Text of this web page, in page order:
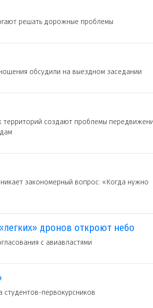
решать дорожные проблемы
обсудили на выездном заседании
создают проблемы
закономерный вопрос: «Когда нужно
дронов откроют небо
с авиавластями
студентов-первокурсников